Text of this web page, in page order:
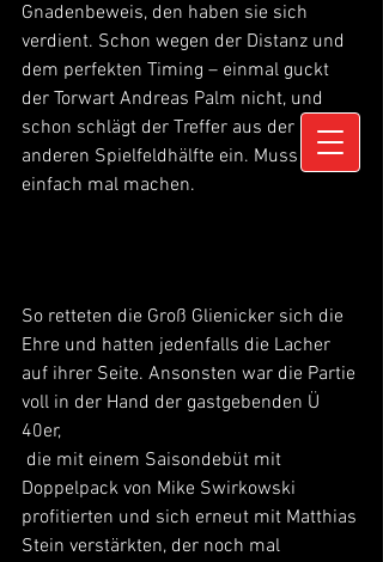
Gnadenbeweis, den haben sie sich
verdient. Schon wegen der Distanz und
dem perfekten Timing – einmal guckt
der Torwart Andreas Palm nicht, und
schon schlägt der Treffer aus der
anderen Spielfeldhälfte ein. Muss man
einfach mal machen.
So retteten die Groß Glienicker sich die
Ehre und hatten jedenfalls die Lacher
auf ihrer Seite. Ansonsten war die Partie
voll in der Hand der gastgebenden Ü
40er,
Doppelpack von Mike Swirkowski
profitierten und sich erneut mit Matthias
Stein verstärkten, der noch mal